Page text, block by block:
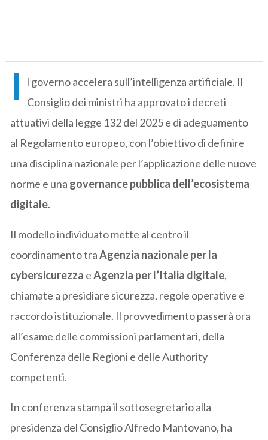
I
l governo accelera sull’intelligenza artificiale. Il
Consiglio dei ministri ha approvato i decreti
attuativi della legge 132 del 2025 e di adeguamento
al Regolamento europeo, con l’obiettivo di definire
una disciplina nazionale per l’applicazione delle nuove
norme e una governance pubblica dell’ecosistema
digitale.
Il modello individuato mette al centro il
coordinamento traAgenzia nazionale per la
cybersicurezza eAgenzia per l’Italia digitale,
chiamate a presidiare sicurezza, regole operative e
raccordo istituzionale. Il provvedimento passerà ora
all’esame delle commissioni parlamentari, della
Conferenza delle Regioni e delle Authority
competenti.
In conferenza stampa il sottosegretario alla
presidenza del Consiglio Alfredo Mantovano, ha